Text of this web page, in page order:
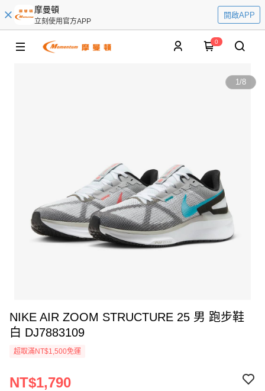
摩曼頓
立刻使用官方APP
開啟APP
0
1/8
NIKE AIR ZOOM STRUCTURE 25 男 跑步鞋
白 DJ7883109
超取滿NT$1,500免運
NT$1,790